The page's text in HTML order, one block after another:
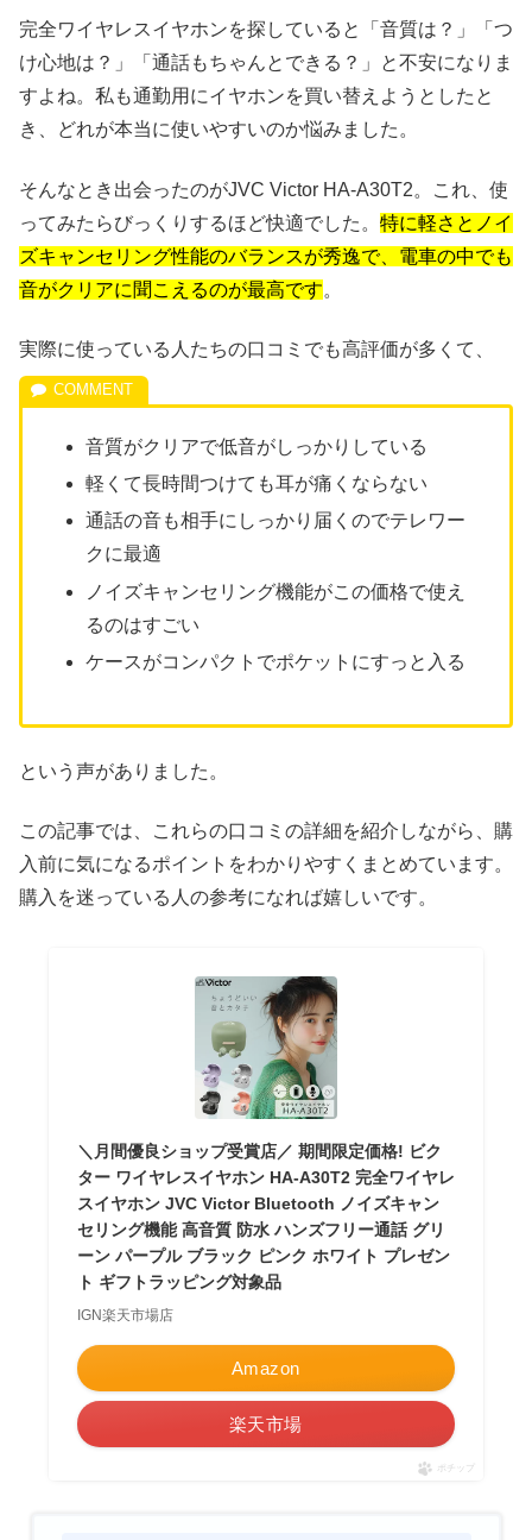
完全ワイヤレスイヤホンを探していると「音質は？」「つ
け心地は？」「通話もちゃんとできる？」と不安になりま
すよね。私も通勤用にイヤホンを買い替えようとしたと
き、どれが本当に使いやすいのか悩みました。
そんなとき出会ったのがJVC Victor HA-A30T2。これ、使
ってみたらびっくりするほど快適でした。 特に軽さとノイ
ズキャンセリング性能のバランスが秀逸で、電車の中でも
音がクリアに聞こえるのが最高です。
実際に使っている人たちの口コミでも高評価が多くて、
音質がクリアで低音がしっかりしている
軽くて長時間つけても耳が痛くならない
通話の音も相手にしっかり届くのでテレワー
クに最適
ノイズキャンセリング機能がこの価格で使え
るのはすごい
ケースがコンパクトでポケットにすっと入る
という声がありました。
この記事では、これらの口コミの詳細を紹介しながら、購
入前に気になるポイントをわかりやすくまとめています。
購入を迷っている人の参考になれば嬉しいです。
＼月間優良ショップ受賞店／ 期間限定価格! ビク
ター ワイヤレスイヤホン HA-A30T2 完全ワイヤレ
スイヤホン JVC Victor Bluetooth ノイズキャン
セリング機能 高音質 防水 ハンズフリー通話 グリ
ーン パープル ブラック ピンク ホワイト プレゼン
ト ギフトラッピング対象品
IGN楽天市場店
Amazon
楽天市場
ポチップ